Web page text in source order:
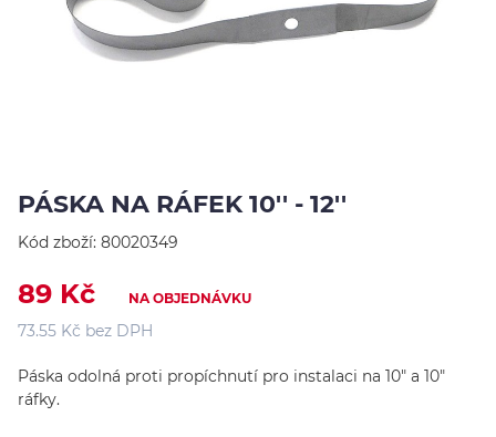
Kontakty
PÁSKA NA RÁFEK 10'' - 12''
Kód zboží: 80020349
89 Kč NA OBJEDNÁVKU
73.55 Kč bez DPH
Páska odolná proti propíchnutí pro instalaci na 10" a 10"
ráfky.